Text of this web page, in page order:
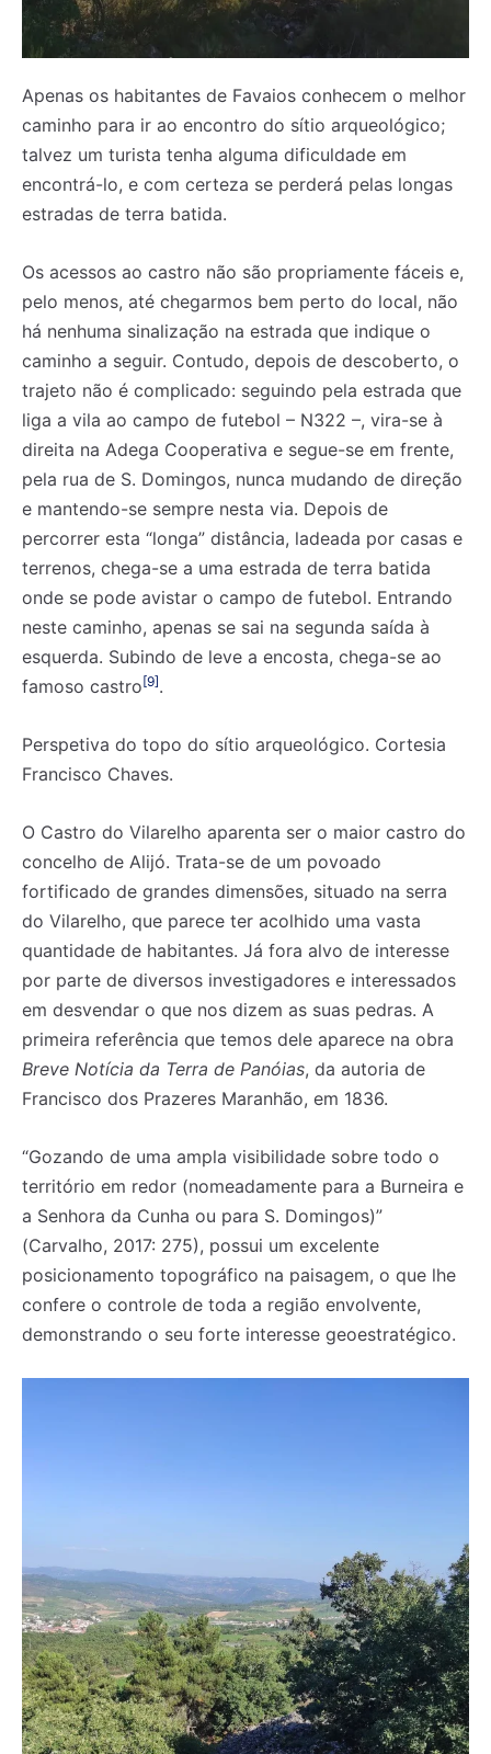
Apenas os habitantes de Favaios conhecem o melhor
caminho para ir ao encontro do sítio arqueológico;
talvez um turista tenha alguma dificuldade em
encontrá-lo, e com certeza se perderá pelas longas
estradas de terra batida.
Os acessos ao castro não são propriamente fáceis e,
pelo menos, até chegarmos bem perto do local, não
há nenhuma sinalização na estrada que indique o
caminho a seguir. Contudo, depois de descoberto, o
trajeto não é complicado: seguindo pela estrada que
liga a vila ao campo de futebol – N322 –, vira-se à
direita na Adega Cooperativa e segue-se em frente,
pela rua de S. Domingos, nunca mudando de direção
e mantendo-se sempre nesta via. Depois de
percorrer esta “longa” distância, ladeada por casas e
terrenos, chega-se a uma estrada de terra batida
onde se pode avistar o campo de futebol. Entrando
neste caminho, apenas se sai na segunda saída à
esquerda. Subindo de leve a encosta, chega-se ao
famoso castro[9].
Perspetiva do topo do sítio arqueológico. Cortesia
Francisco Chaves.
O Castro do Vilarelho aparenta ser o maior castro do
concelho de Alijó. Trata-se de um povoado
fortificado de grandes dimensões, situado na serra
do Vilarelho, que parece ter acolhido uma vasta
quantidade de habitantes. Já fora alvo de interesse
por parte de diversos investigadores e interessados
em desvendar o que nos dizem as suas pedras. A
primeira referência que temos dele aparece na obra
Breve Notícia da Terra de Panóias, da autoria de
Francisco dos Prazeres Maranhão, em 1836.
“Gozando de uma ampla visibilidade sobre todo o
território em redor (nomeadamente para a Burneira e
a Senhora da Cunha ou para S. Domingos)”
(Carvalho, 2017: 275), possui um excelente
posicionamento topográfico na paisagem, o que lhe
confere o controle de toda a região envolvente,
demonstrando o seu forte interesse geoestratégico.